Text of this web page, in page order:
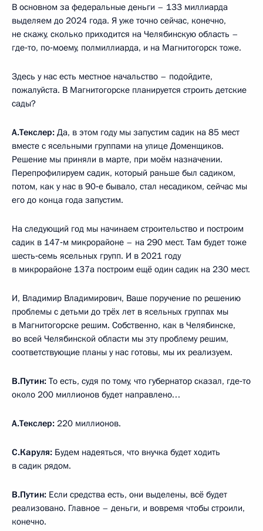
В основном за федеральные деньги – 133 миллиарда
выделяем до 2024 года. Я уже точно сейчас, конечно,
не скажу, сколько приходится на Челябинскую область –
где‑то, по‑моему, полмиллиарда, и на Магнитогорск тоже.
Здесь у нас есть местное начальство – подойдите,
пожалуйста. В Магнитогорске планируется строить детские
сады?
А.Текслер: Да, в этом году мы запустим садик на 85 мест
вместе с ясельными группами на улице Доменщиков.
Решение мы приняли в марте, при моём назначении.
Перепрофилируем садик, который раньше был садиком,
потом, как у нас в 90‑е бывало, стал несадиком, сейчас мы
его до конца года запустим.
На следующий год мы начинаем строительство и построим
садик в 147‑м микрорайоне – на 290 мест. Там будет тоже
шесть‑семь ясельных групп. И в 2021 году
в микрорайоне 137а построим ещё один садик на 230 мест.
И, Владимир Владимирович, Ваше поручение по решению
проблемы с детьми до трёх лет в ясельных группах мы
в Магнитогорске решим. Собственно, как в Челябинске,
во всей Челябинской области мы эту проблему решим,
соответствующие планы у нас готовы, мы их реализуем.
В.Путин: То есть, судя по тому, что губернатор сказал, где‑то
около 200 миллионов будет направлено…
А.Текслер: 220 миллионов.
С.Каруля: Будем надеяться, что внучка будет ходить
в садик рядом.
В.Путин: Если средства есть, они выделены, всё будет
реализовано. Главное – деньги, и вовремя чтобы строили,
конечно.